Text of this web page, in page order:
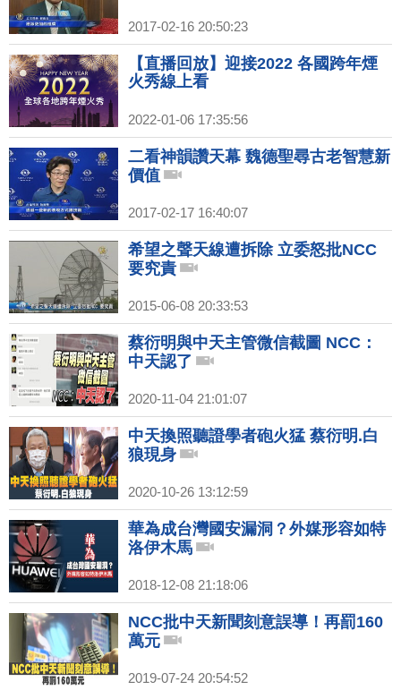
2017-02-16 20:50:23
【直播回放】迎接2022 各國跨年煙
火秀線上看
2022-01-06 17:35:56
二看神韻讚天幕 魏德聖尋古老智慧新
價值
2017-02-17 16:40:07
希望之聲天線遭拆除 立委怒批NCC
要究責
2015-06-08 20:33:53
蔡衍明與中天主管微信截圖 NCC：
中天認了
2020-11-04 21:01:07
中天換照聽證學者砲火猛 蔡衍明.白
狼現身
2020-10-26 13:12:59
華為成台灣國安漏洞？外媒形容如特
洛伊木馬
2018-12-08 21:18:06
NCC批中天新聞刻意誤導！再罰160
萬元
2019-07-24 20:54:52